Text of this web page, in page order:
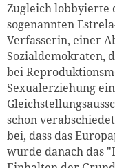
Zugleich lobbyierte
sogenannten
Verfasserin, einer
Sozialdemokraten,
bei
Sexualerziehung
schon
bei, dass das
wurde danach das